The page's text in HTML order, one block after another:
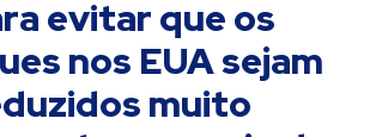
evitar que os
nos EUA sejam
muito